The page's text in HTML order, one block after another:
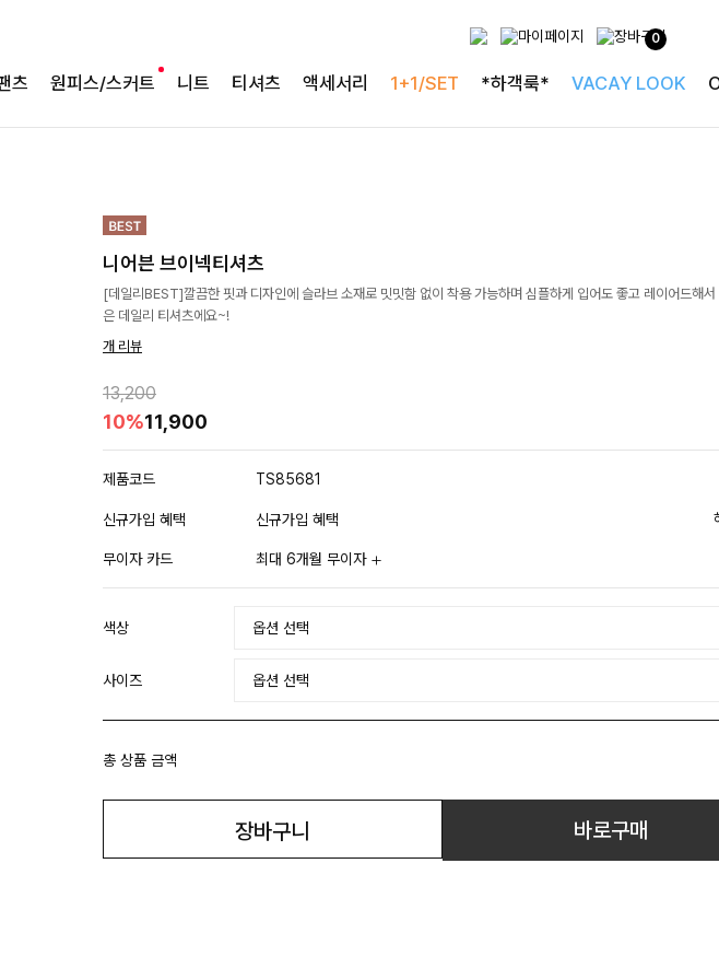
0
츠 원피스/스커트 니트 티셔츠 액세서리 1+1/SET *하객룩* VACAY LOOK
니어븐 브이넥티셔츠
[데일리BEST]깔끔한 핏과 디자인에 슬라브 소재로 밋밋함 없이 착용 가능하며 심플하게 입어도 좋고 레이어드해서
은 데일리 티셔츠에요~!
개 리뷰
13,200
10%11,900
제품코드 TS85681
신규가입 혜택 신규가입 혜택
무이자 카드 최대 6개월 무이자
색상
사이즈
총 상품 금액
장바구니 바로구매